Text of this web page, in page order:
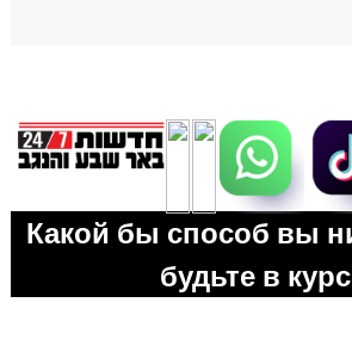
Какой бы способ вы
будьте в